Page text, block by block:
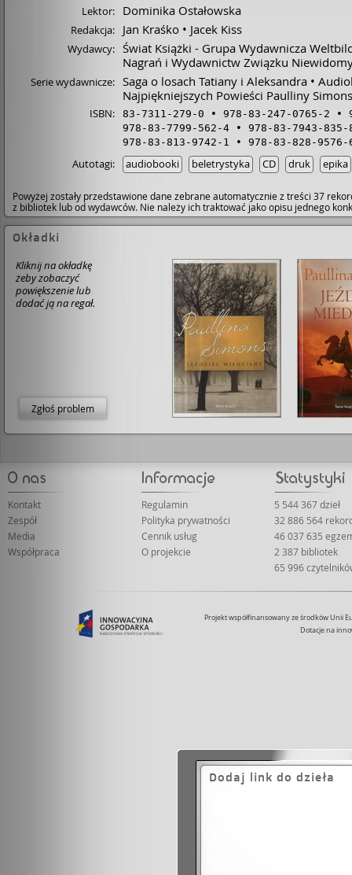
Lektor: Dominika Ostałowska
Redakcja: Jan Kraśko Jacek Kiss
Wydawcy: Świat Książki - Grupa Wydawnicza
Nagrań i Wydawnictw Związku
Serie wydawnicze: Saga o losach Tatiany i Aleksandra
Najpiękniejszych Powieści Paulliny Simons
ISBN: 83-7311-279-0 978-83-247-0765-2
978-83-7799-562-4
978-83-7943-835-
978-83-813-9742-1
978-83-828-9576-
Autotagi: audiobooki beletrystyka CD druk epika
Powyżej zostały przedstawione dane zebrane automatycznie z treści 37
z bibliotek lub od wydawców. Nie należy ich traktować jako opisu jednego
Okładki
Kliknij na okładkę
żeby zobaczyć
powiększenie lub
dodać ją na regał.
Zgłoś problem
Kontakt
Zespół
Media
Współpraca
Regulamin
Polityka prywatności
Cennik usług
O projekcie
5 544 367 dzieł
32 886 564
46 037 635
2 387 bibliotek
65 996
Projekt współfinansowany ze środków Unii
Dotacje na
Dodaj link do dzieła